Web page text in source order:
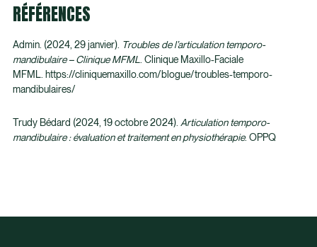
RÉFÉRENCES
Admin. (2024, 29 janvier). Troubles de l’articulation temporo-
mandibulaire – Clinique MFML . Clinique Maxillo-Faciale
MFML. https://cliniquemaxillo.com/blogue/troubles-temporo-
mandibulaires/
Trudy Bédard (2024, 19 octobre 2024). Articulation temporo-
mandibulaire : évaluation et traitement en physiothérapie. OPPQ